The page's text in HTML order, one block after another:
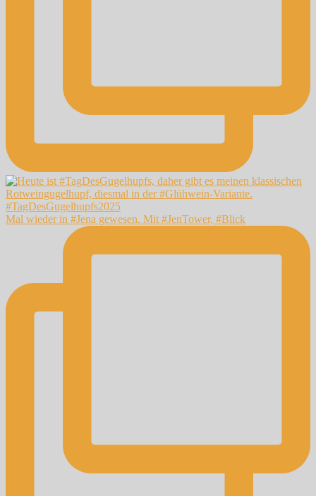
Mal wieder in #Jena gewesen. Mit #JenTower, #Blick